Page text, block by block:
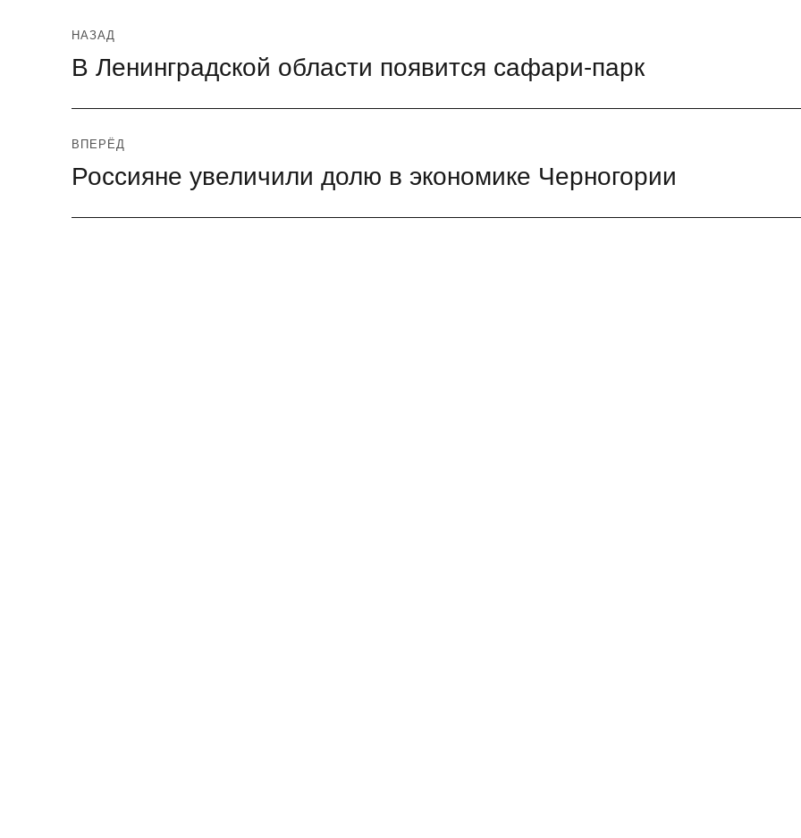
Навигация
по
записям
НАЗАД
Предыдущая
В Ленинградской области появится сафари-парк
ВПЕРЁД
Следующая
Россияне увеличили долю в экономике Черногории